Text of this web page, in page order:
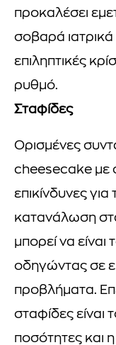
προκαλέσει
σοβαρά
επιληπτικές
ρυθμό.
Σταφίδες
Ορισμένες
cheesecake με
επικίνδυνες
κατανάλωση
μπορεί να είναι
οδηγώντας σε
προβλήματα.
σταφίδες είναι
ποσότητες και